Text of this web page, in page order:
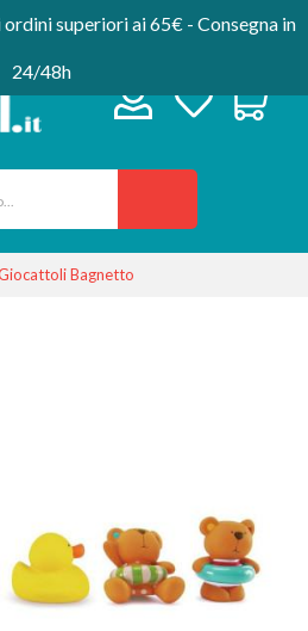
superiori ai 65€ - Consegna in
24/48h
Bagnetto